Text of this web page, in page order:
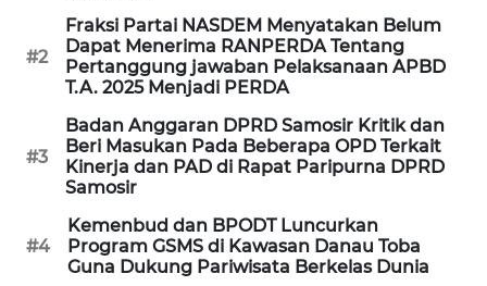
#2
Fraksi Partai NASDEM Menyatakan Belum
Dapat Menerima RANPERDA Tentang
Pertanggung jawaban Pelaksanaan APBD
T.A. 2025 Menjadi PERDA
#3
Badan Anggaran DPRD Samosir Kritik dan
Beri Masukan Pada Beberapa OPD Terkait
Kinerja dan PAD di Rapat Paripurna DPRD
Samosir
#4
Kemenbud dan BPODT Luncurkan
Program GSMS di Kawasan Danau Toba
Guna Dukung Pariwisata Berkelas Dunia
NEWS
BERAMPU
NEWS
ANUGERAH
NEWS
AKHLAK
ID